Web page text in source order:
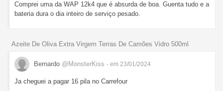
Comprei uma da WAP 12k4 que é absurda de boa. Guenta tudo e a
bateria dura o dia inteiro de serviço pesado.
Azeite De Oliva Extra Virgem Terras De Camões Vidro 500ml
Bernardo @MonsterKiss - em 23/01/2024
Ja cheguei a pagar 16 pila no Carrefour